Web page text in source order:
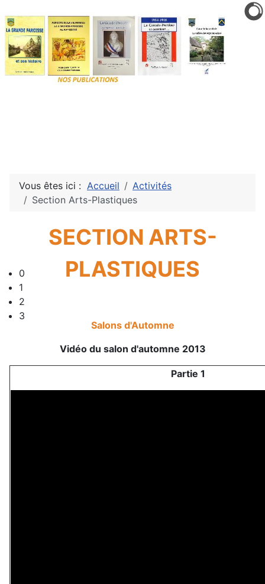
0
1
2
3
Vous êtes ici : Accueil
Activités
Section Arts-Plastiques
SECTION ARTS-
PLASTIQUES
Salons d'Automne
Vidéo du salon d'automne 2013
Partie 1